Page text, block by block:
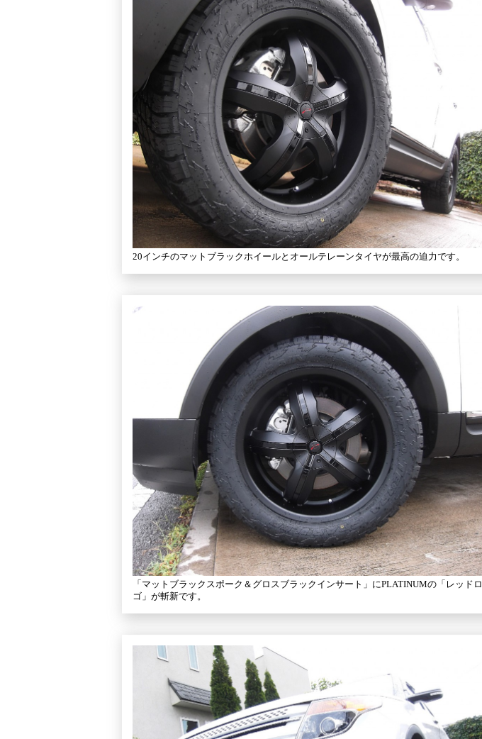
20インチのマットブラックホイールとオールテレーンタイヤが最高の迫力です。
「マットブラックスポーク＆グロスブラックインサート」にPLATINUMの「レッドロ
ゴ」が斬新です。